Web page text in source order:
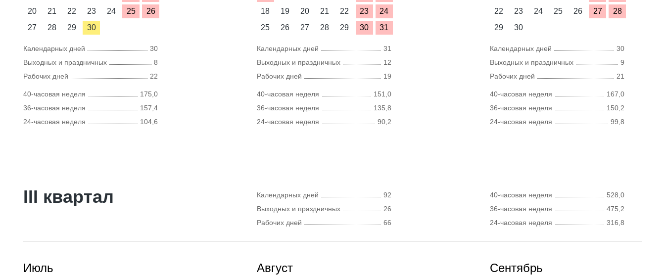
20
21 22 23 24 25
26
27
28 29 30
Календарных дней
30
Выходных и праздничных
8
Рабочих дней
22
40-часовая неделя
175,0
36-часовая неделя
157,4
24-часовая неделя
104,6
18
19 20 21 22 23
24
25
26 27 28 29 30 31
Календарных дней
31
Выходных и праздничных
12
Рабочих дней
19
40-часовая неделя
151,0
36-часовая неделя
135,8
24-часовая неделя
90,2
22
23 24 25 26 27
28
29
30
Календарных дней
30
Выходных и праздничных
9
Рабочих дней
21
40-часовая неделя
167,0
36-часовая неделя
150,2
24-часовая неделя
99,8
III квартал Календарных дней
92
Выходных и праздничных
26
Рабочих дней
66
40-часовая неделя
528,0
36-часовая неделя
475,2
24-часовая неделя
316,8
Июль Август Сентябрь